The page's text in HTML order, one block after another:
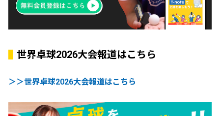
世界卓球2026大会報道はこちら
＞＞世界卓球2026大会報道はこちら